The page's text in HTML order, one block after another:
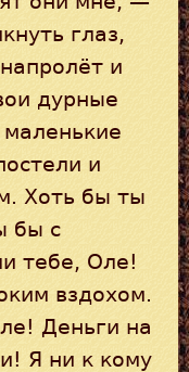
глаз,
и
дурные
и
Хоть бы ты
бы с
тебе, Оле!
вздохом.
Деньги на
Я ни к кому